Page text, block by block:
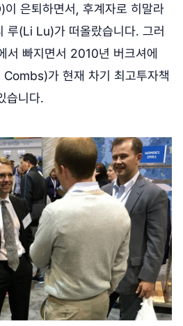
은퇴하면서, 후계자로 히말라
루(Li Lu)가 떠올랐습니다. 그러
서 빠지면서 2010년 버크셔에
가 현재 차기 최고투자책
습니다.